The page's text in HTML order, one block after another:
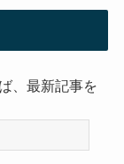
、最新記事を